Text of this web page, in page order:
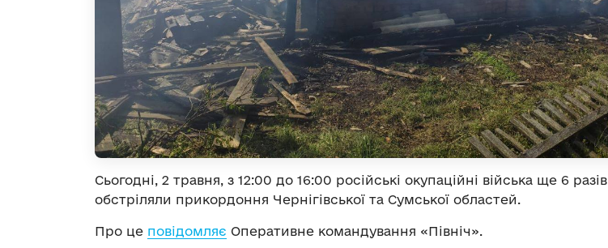
Сьогодні, 2 травня, з 12:00 до 16:00 російські окупаційні війська ще 6 разів
обстріляли прикордоння Чернігівської та Сумської областей.
Про це повідомляє Оперативне командування «Північ».